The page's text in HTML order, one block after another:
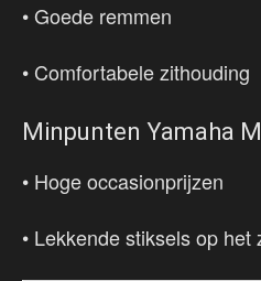
• Goede remmen
• Comfortabele zithouding
Minpunten Yamaha
• Hoge occasionprijzen
• Lekkende stiksels op het